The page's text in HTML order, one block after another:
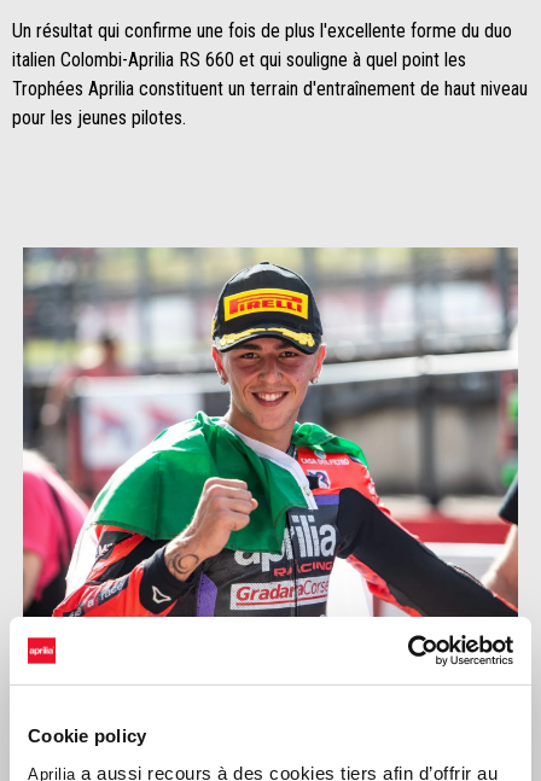
Cookie policy
Aprilia a aussi recours à des cookies tiers afin d’offrir au
Un résultat qui confirme une fois de plus l'excellente forme du duo
italien Colombi-Aprilia RS 660 et qui souligne à quel point les
Trophées Aprilia constituent un terrain d'entraînement de haut niveau
pour les jeunes pilotes.
EDOARDO COLOMBI
« Encore un nouveau circuit à découvrir, sur laquelle l'équipe et
moi-même nous sommes immédiatement concentrés pour en